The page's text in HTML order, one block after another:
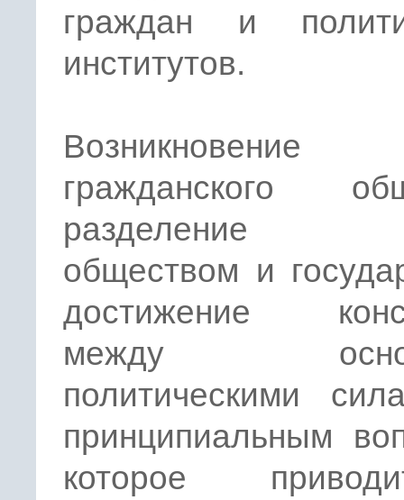
граждан и
институтов.
Возникновение
гражданского
разделение
обществом и
достижение
между
политическими
принципиальным
которое